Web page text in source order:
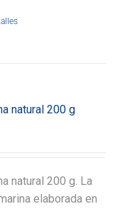
natural 200 g
natural 200 g. La
elaborada en